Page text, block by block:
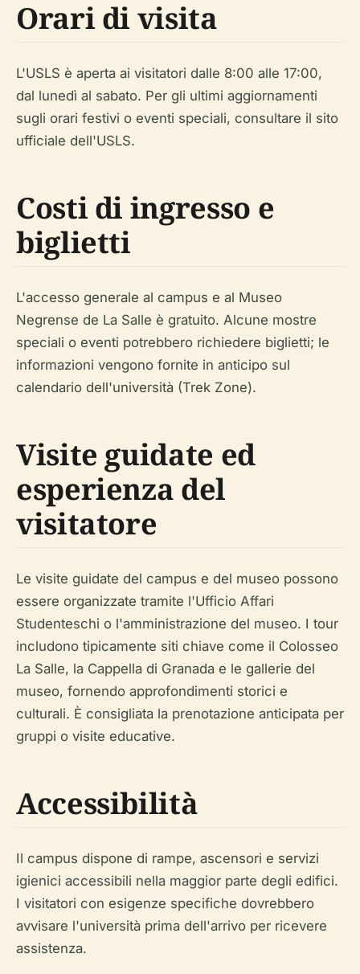
Orari di visita
L'USLS è aperta ai visitatori dalle 8:00 alle 17:00,
dal lunedì al sabato. Per gli ultimi aggiornamenti
sugli orari festivi o eventi speciali, consultare il sito
ufficiale dell'USLS.
Costi di ingresso e
biglietti
L'accesso generale al campus e al Museo
Negrense de La Salle è gratuito. Alcune mostre
speciali o eventi potrebbero richiedere biglietti; le
informazioni vengono fornite in anticipo sul
calendario dell'università (Trek Zone).
Visite guidate ed
esperienza del
visitatore
Le visite guidate del campus e del museo possono
essere organizzate tramite l'Ufficio Affari
Studenteschi o l'amministrazione del museo. I tour
includono tipicamente siti chiave come il Colosseo
La Salle, la Cappella di Granada e le gallerie del
museo, fornendo approfondimenti storici e
culturali. È consigliata la prenotazione anticipata per
gruppi o visite educative.
Accessibilità
Il campus dispone di rampe, ascensori e servizi
igienici accessibili nella maggior parte degli edifici.
I visitatori con esigenze specifiche dovrebbero
avvisare l'università prima dell'arrivo per ricevere
assistenza.